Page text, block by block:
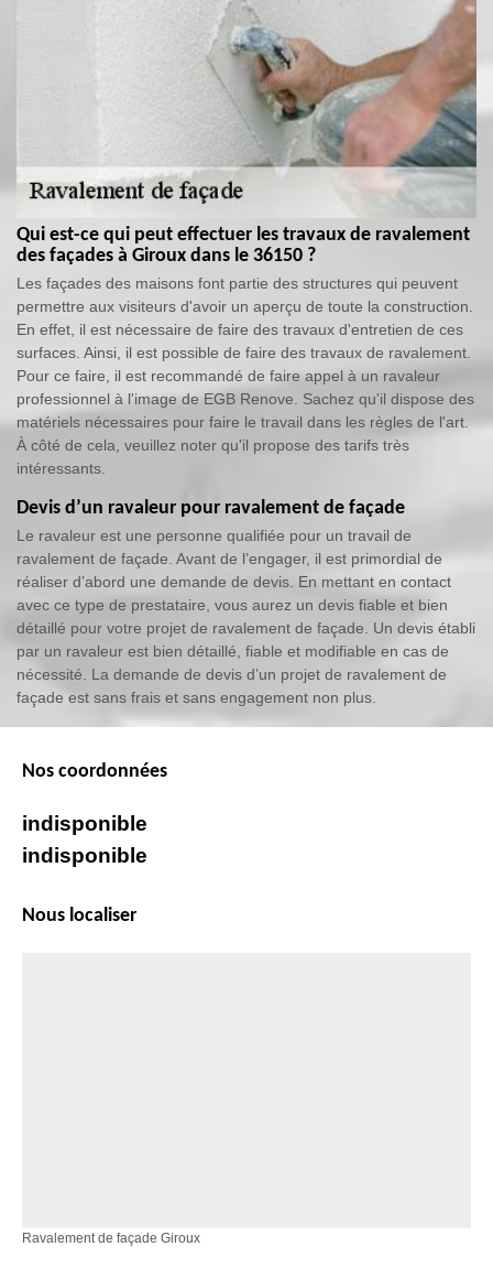
Qui est-ce qui peut effectuer les travaux de ravalement
des façades à Giroux dans le 36150 ?
Les façades des maisons font partie des structures qui peuvent
permettre aux visiteurs d'avoir un aperçu de toute la construction.
En effet, il est nécessaire de faire des travaux d'entretien de ces
surfaces. Ainsi, il est possible de faire des travaux de ravalement.
Pour ce faire, il est recommandé de faire appel à un ravaleur
professionnel à l'image de EGB Renove. Sachez qu'il dispose des
matériels nécessaires pour faire le travail dans les règles de l'art.
À côté de cela, veuillez noter qu'il propose des tarifs très
intéressants.
Devis d’un ravaleur pour ravalement de façade
Le ravaleur est une personne qualifiée pour un travail de
ravalement de façade. Avant de l’engager, il est primordial de
réaliser d’abord une demande de devis. En mettant en contact
avec ce type de prestataire, vous aurez un devis fiable et bien
détaillé pour votre projet de ravalement de façade. Un devis établi
par un ravaleur est bien détaillé, fiable et modifiable en cas de
nécessité. La demande de devis d’un projet de ravalement de
façade est sans frais et sans engagement non plus.
Nos coordonnées
indisponible
indisponible
Nous localiser
Ravalement de façade Giroux